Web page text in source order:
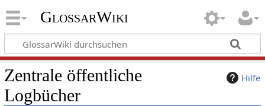
GlossarWiki
Hilfe
Zentrale öffentliche
Logbücher